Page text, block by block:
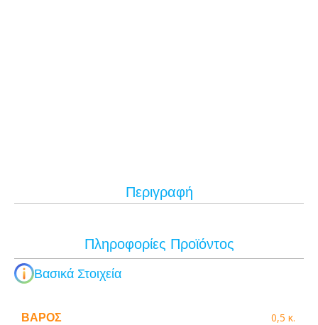
Περιγραφή
Πληροφορίες Προϊόντος
Βασικά Στοιχεία
ΒΆΡΟΣ 0,5 κ.